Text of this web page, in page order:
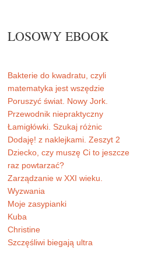
LOSOWY EBOOK
Bakterie do kwadratu, czyli
matematyka jest wszędzie
Poruszyć świat. Nowy Jork.
Przewodnik niepraktyczny
Łamigłówki. Szukaj różnic
Dodaję! z naklejkami. Zeszyt 2
Dziecko, czy muszę Ci to jeszcze
raz powtarzać?
Zarządzanie w XXI wieku.
Wyzwania
Moje zasypianki
Kuba
Christine
Szczęśliwi biegają ultra